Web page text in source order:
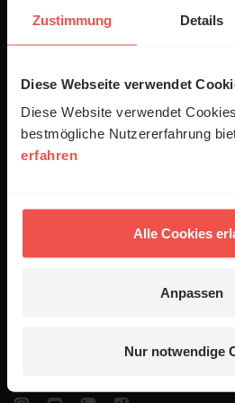
Zustimmung Details
Diese Webseite verwendet
Diese Website verwendet
bestmögliche Nutzererfahrung
erfahren
Alle Cookies
Anpassen
Nur notwendige
Spenden
Empfang
Jobs
Newsletter
06441 957-1414